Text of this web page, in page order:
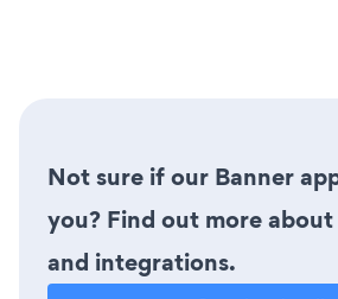
Not sure if our Banner
you? Find out more
and integrations.